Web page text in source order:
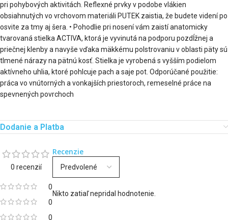
pri pohybových aktivitách. Reflexné prvky v podobe vlákien
obsiahnutých vo vrchovom materiáli PUTEK zaistia, že budete videní po
osvite za tmy aj šera. • Pohodlie pri nosení vám zaistí anatomicky
tvarovaná stielka ACTIVA, ktorá je vyvinutá na podporu pozdĺžnej a
priečnej klenby a navyše vďaka mäkkému polstrovaniu v oblasti päty sú
tlmené nárazy na pätnú kosť. Stielka je vyrobená s vyšším podielom
aktívneho uhlia, ktoré pohlcuje pach a saje pot. Odporúčané použitie:
práca vo vnútorných a vonkajších priestoroch, remeselné práce na
spevnených povrchoch
Dodanie a Platba
0 recenzií
0
0
0
Recenzie
Nikto zatiaľ nepridal hodnotenie.